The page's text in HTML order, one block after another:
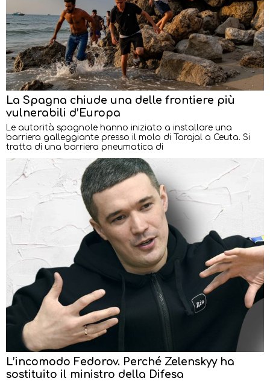
La Spagna chiude una delle frontiere più
vulnerabili d’Europa
Le autorità spagnole hanno iniziato a installare una
barriera galleggiante presso il molo di Tarajal a Ceuta. Si
tratta di una barriera pneumatica di
L’incomodo Fedorov. Perché Zelenskyy ha
sostituito il ministro della Difesa